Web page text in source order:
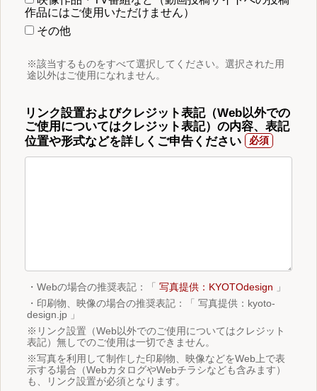
作品にはご使用いただけません）
その他
※該当するものをすべて選択してください。選択された用
途以外はご使用になれません。
リンク設置およびクレジット表記（Web以外での
ご使用についてはクレジット表記）の内容、表記
位置や形式などを詳しくご申告ください
・Webの場合の推奨表記：「 写真提供：KYOTOdesign 」
・印刷物、映像の場合の推奨表記：「 写真提供：kyoto-
design.jp 」
※リンク設置（Web以外でのご使用についてはクレジット
表記）無しでのご使用は一切できません。
※写真を利用して制作した印刷物、映像などをWeb上で表
示する場合（WebカタログやWebチラシなども含みます）
も、リンク設置が必須となります。